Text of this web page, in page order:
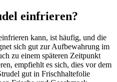
einfrieren?
kann, ist häufig, und die
sich gut zur Aufbewahrung im
zu einem späteren Zeitpunkt
empfiehlt es sich, dies vor dem
gut in Frischhaltefolie